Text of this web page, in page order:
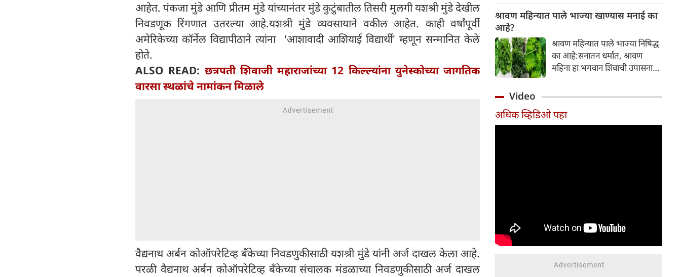
आहेत. पंकजा मुंडे आणि प्रीतम मुंडे यांच्यानंतर मुंडे कुटुंबातील तिसरी मुलगी यशश्री मुंडे देखील
निवडणूक रिंगणात उतरल्या आहे.यशश्री मुंडे व्यवसायाने वकील आहेत. काही वर्षांपूर्वी
अमेरिकेच्या कॉर्नेल विद्यापीठाने त्यांना 'आशावादी आशियाई विद्यार्थी' म्हणून सन्मानित केले
होते.
ALSO READ: छत्रपती शिवाजी महाराजांच्या 12 किल्ल्यांना युनेस्कोच्या जागतिक
वारसा स्थळांचे नामांकन मिळाले
वैद्यनाथ अर्बन कोऑपरेटिव्ह बँकेच्या निवडणुकीसाठी यशश्री मुंडे यांनी अर्ज दाखल केला आहे.
परळी वैद्यनाथ अर्बन कोऑपरेटिव्ह बँकेच्या संचालक मंडळाच्या निवडणुकीसाठी अर्ज दाखल
नकारात्मक परिणाम होऊ शकतो.
होते, ज्यामुळे निस्तेजपणा, मुरुमे
आणि ब्लॅकहेड्स यांसारख्या समस्या
निर्माण होतात.
श्रावण महिन्यात पाले भाज्या खाण्यास मनाई का
आहे?
श्रावण महिन्यात पाले भाज्या निषिद्ध
का आहे:सनातन धर्मात, श्रावण
महिना हा भगवान शिवाची उपासना
दानधर्म आणि सात्विक जीवनशैलीचे
पालन करतात.
Video
अधिक व्हिडिओ पहा